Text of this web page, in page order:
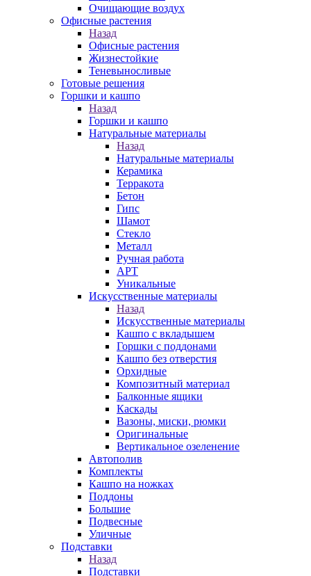
Очищающие воздух
Офисные растения
Назад
Офисные растения
Жизнестойкие
Теневыносливые
Готовые решения
Горшки и кашпо
Назад
Горшки и кашпо
Натуральные материалы
Назад
Натуральные материалы
Керамика
Терракота
Бетон
Гипс
Шамот
Стекло
Металл
Ручная работа
АРТ
Уникальные
Искусственные материалы
Назад
Искусственные материалы
Кашпо с вкладышем
Горшки с поддонами
Кашпо без отверстия
Орхидные
Композитный материал
Балконные ящики
Каскады
Вазоны, миски, рюмки
Оригинальные
Вертикальное озеленение
Автополив
Комплекты
Кашпо на ножках
Поддоны
Большие
Подвесные
Уличные
Подставки
Назад
Подставки